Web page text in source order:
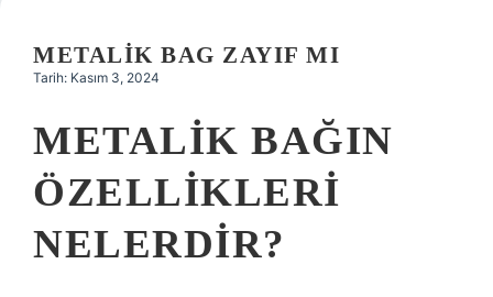
METALIK BAG ZAYIF MI
Tarih: Kasım 3, 2024
METALIK BAĞIN
ÖZELLIKLERI
NELERDIR?